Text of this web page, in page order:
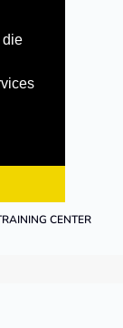
die
CENTER